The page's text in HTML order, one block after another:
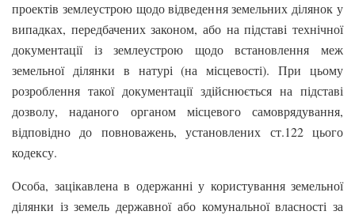
проектів землеустрою щодо відведення земельних ділянок у
випадках, передбачених законом, або на підставі технічної
документації із землеустрою щодо встановлення меж
земельної ділянки в натурі (на місцевості). При цьому
розроблення такої документації здійснюється на підставі
дозволу, наданого органом місцевого самоврядування,
відповідно до повноважень, установлених ст.122 цього
кодексу.
Особа, зацікавлена в одержанні у користування земельної
ділянки із земель державної або комунальної власності за